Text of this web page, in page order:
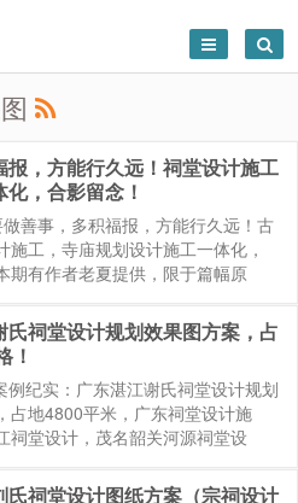
，方能行久远！祠堂设计施工
，合影留念！
善事，多积福报，方能行久远！古
施工，寺庙规划设计施工一体化，
期有作者老夏提供，限于篇幅原
多年，我的脚步基本上走遍的全中
一些案例，每一个...
祠堂设计规划效果图方案，占
！
实：广东湛江谢氏祠堂设计规划
占地4800平米，广东祠堂设计施
祠堂设计，茂名韶关河源祠堂设
江雷州，总体占地面积为4800平
祠堂设计图纸方案（宗祠设计